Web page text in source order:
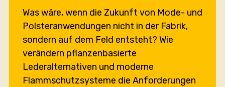
Was wäre, wenn die Zukunft von Mode- und
Polsteranwendungen nicht in der Fabrik,
sondern auf dem Feld entsteht? Wie
verändern pflanzenbasierte
Lederalternativen und moderne
Flammschutzsysteme die Anforderungen